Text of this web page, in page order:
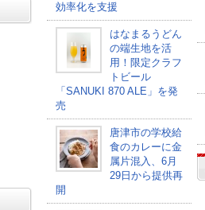
効率化を支援
はなまるうどん
の端生地を活
用！限定クラフ
トビール
「SANUKI 870 ALE」を発
売
唐津市の学校給
食のカレーに金
属片混入、6月
29日から提供再
開